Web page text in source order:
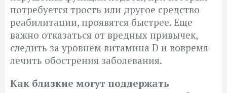
потребуется трость или другое средство
реабилитации, проявятся быстрее. Еще
важно отказаться от вредных привычек,
следить за уровнем витамина D и вовремя
лечить обострения заболевания.
Как близкие могут поддержать